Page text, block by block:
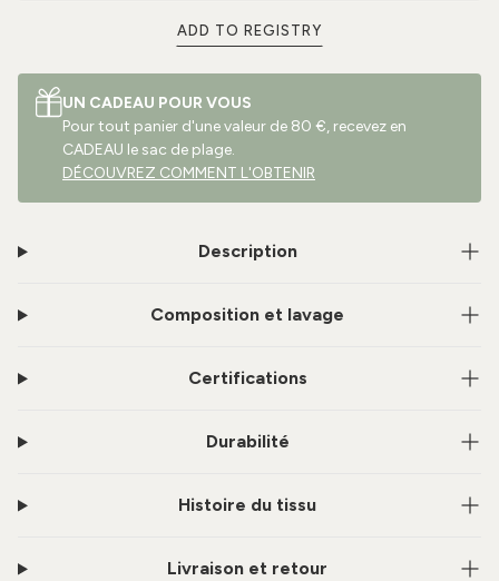
ADD TO REGISTRY
UN CADEAU POUR VOUS
Pour tout panier d'une valeur de 80 €, recevez en
CADEAU le sac de plage.
DÉCOUVREZ COMMENT L'OBTENIR
Description
Composition et lavage
Certifications
Durabilité
Histoire du tissu
Livraison et retour